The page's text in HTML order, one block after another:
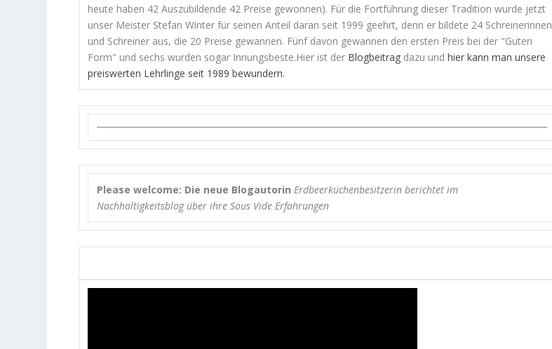
heute haben 42 Auszubildende 42 Preise gewonnen). Für die Fortführung dieser Tradition wurde jetzt
unser Meister Stefan Winter für seinen Anteil daran seit 1999 geehrt, denn er bildete 24 Schreinerinnen
und Schreiner aus, die 20 Preise gewannen. Fünf davon gewannen den ersten Preis bei der "Guten
Form" und sechs wurden sogar Innungsbeste.Hier ist der Blogbeitrag dazu undhier kann man unsere
preiswerten Lehrlinge seit 1989 bewundern.
Please welcome: Die neue Blogautorin Erdbeerküchenbesitzerin berichtet im
Nachhaltigkeitsblog über ihre Sous Vide Erfahrungen